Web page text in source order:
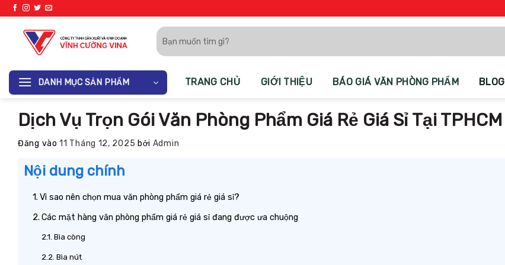
qua
Tìm
kiếm:
DANH MỤC SẢN PHẨM TRANG CHỦ GIỚI THIỆU BÁO GIÁ VĂN PHÒNG PHẨM BLOG
Dịch Vụ Trọn Gói Văn Phòng Phẩm Giá Rẻ Giá Sỉ Tại TPHCM
Đăng vào11 Tháng 12, 2025 bởi Admin
Nội dung chính
Vì sao nên chọn mua văn phòng phẩm giá rẻ giá sỉ?
Các mặt hàng văn phòng phẩm giá rẻ giá sỉ đang được ưa chuộng
Bìa còng
Bìa nút